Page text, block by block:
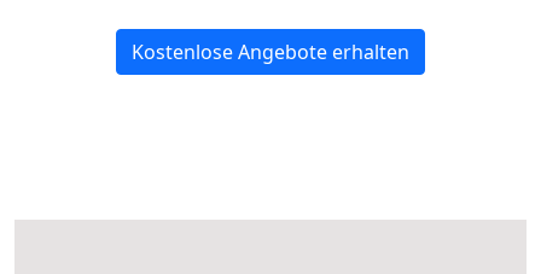
Kostenlose Angebote erhalten